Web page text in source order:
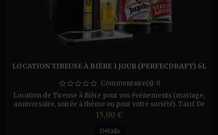
LOCATION TIREUSE À BIÈRE 1 JOUR (PERFECDRAFT) 6L
Commentaire(s): 0
Location de Tireuse à Bière pour vos événements (mariage,
anniversaire, soirée à thème ou pour votre société). Tarif De
La Location : (Par Jour) - Pour la tireuse Perfecdraft (fût
de 6L) - 10€/Jour ou 20 € le Weekend. - Tireuse à Sec 1
Bec (sans Co²) Pratiquement on branche la prise électrique
Prix
15,00 €
Détails